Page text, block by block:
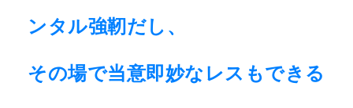
ンタル強靭だし、
その場で当意即妙なレスもできる